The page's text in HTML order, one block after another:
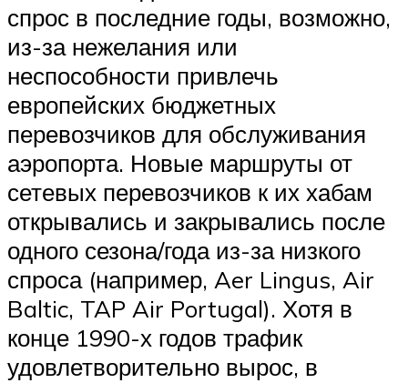
спрос в последние годы, возможно,
из-за нежелания или
неспособности привлечь
европейских бюджетных
перевозчиков для обслуживания
аэропорта. Новые маршруты от
сетевых перевозчиков к их хабам
открывались и закрывались после
одного сезона/года из-за низкого
спроса (например, Aer Lingus, Air
Baltic, TAP Air Portugal). Хотя в
конце 1990-х годов трафик
удовлетворительно вырос, в